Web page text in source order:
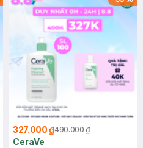
327.000 ₫490.000 ₫
CeraVe